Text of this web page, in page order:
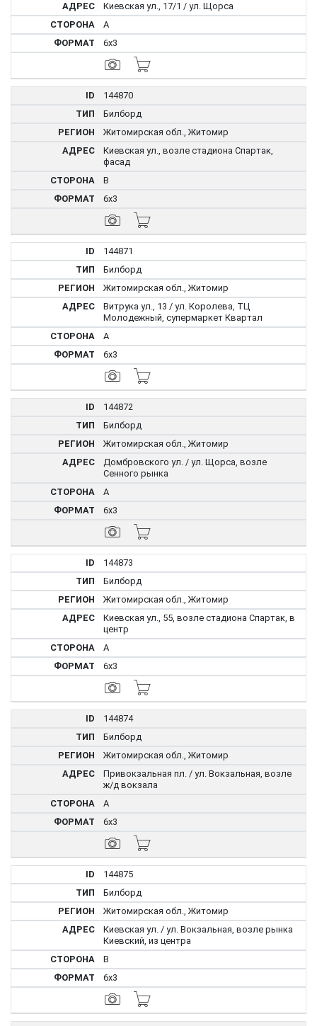
Киевская ул., 17/1 / ул. Щорса
A
6x3
144870
Билборд
Житомирская обл., Житомир
Киевская ул., возле стадиона Спартак,
фасад
B
6x3
144871
Билборд
Житомирская обл., Житомир
Витрука ул., 13 / ул. Королева, ТЦ
Молодежный, супермаркет Квартал
A
6x3
144872
Билборд
Житомирская обл., Житомир
Домбровского ул. / ул. Щорса, возле
Сенного рынка
A
6x3
144873
Билборд
Житомирская обл., Житомир
Киевская ул., 55, возле стадиона Спартак, в
центр
A
6x3
144874
Билборд
Житомирская обл., Житомир
Привокзальная пл. / ул. Вокзальная, возле
ж/д вокзала
A
6x3
144875
Билборд
Житомирская обл., Житомир
Киевская ул. / ул. Вокзальная, возле рынка
Киевский, из центра
B
6x3